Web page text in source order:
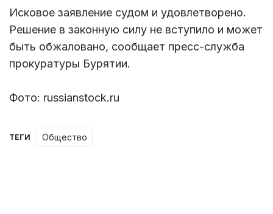
Исковое заявление судом и удовлетворено.
Решение в законную силу не вступило и может
быть обжаловано, сообщает пресс-служба
прокуратуры Бурятии.
Фото: russianstock.ru
ТЕГИ Общество